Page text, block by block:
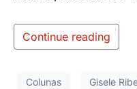
Continue reading
Colunas Gisele